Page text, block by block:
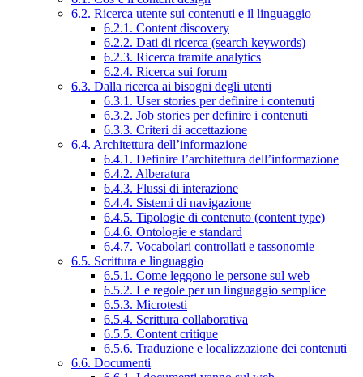
6.2. Ricerca utente sui contenuti e il linguaggio
6.2.1. Content discovery
6.2.2. Dati di ricerca (search keywords)
6.2.3. Ricerca tramite analytics
6.2.4. Ricerca sui forum
6.3. Dalla ricerca ai bisogni degli utenti
6.3.1. User stories per definire i contenuti
6.3.2. Job stories per definire i contenuti
6.3.3. Criteri di accettazione
6.4. Architettura dell’informazione
6.4.1. Definire l’architettura dell’informazione
6.4.2. Alberatura
6.4.3. Flussi di interazione
6.4.4. Sistemi di navigazione
6.4.5. Tipologie di contenuto (content type)
6.4.6. Ontologie e standard
6.4.7. Vocabolari controllati e tassonomie
6.5. Scrittura e linguaggio
6.5.1. Come leggono le persone sul web
6.5.2. Le regole per un linguaggio semplice
6.5.3. Microtesti
6.5.4. Scrittura collaborativa
6.5.5. Content critique
6.5.6. Traduzione e localizzazione dei contenuti
6.6. Documenti